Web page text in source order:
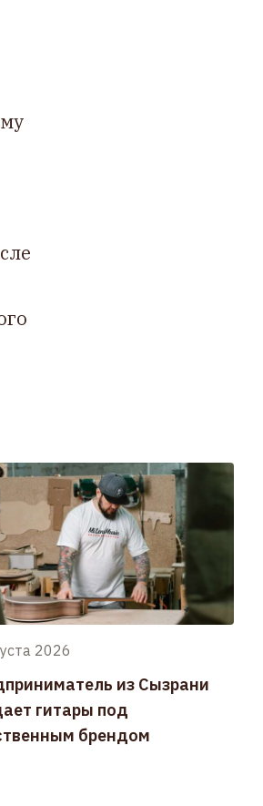
2026
из Сызрани
гитары под
брендом